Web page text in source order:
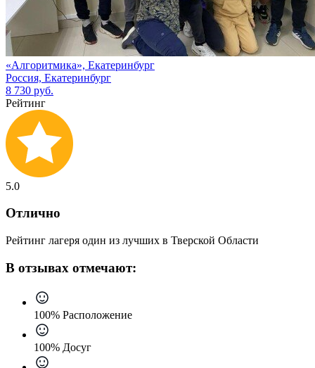
«Алгоритмика», Екатеринбург
Россия, Екатеринбург
8 730 руб.
Рейтинг
5.0
Отлично
Рейтинг лагеря один из лучших в Тверской Области
В отзывах отмечают:
100% Расположение
100% Досуг